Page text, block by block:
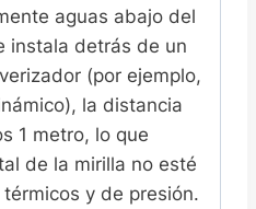
aguas abajo del
instala detrás de un
(por ejemplo,
la distancia
1 metro, lo que
de la mirilla no esté
y de presión.